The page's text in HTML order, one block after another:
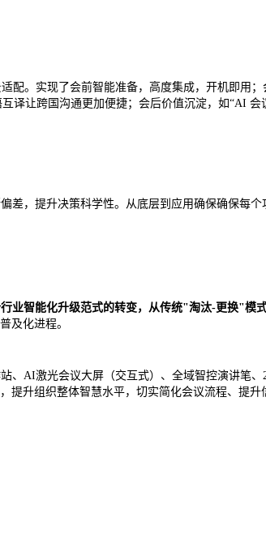
配。实现了会前智能准备，高度集成，开机即用
让跨国沟通更加便捷；会后价值沉淀，如“AI 会
，提升决策科学性。从底层到应用确保确保每
业智能化升级范式的转变，从传统"淘汰-更换"模
及化进程。
、AI激光会议大屏（交互式）、全域智控演讲笔
升组织整体智慧水平，切实简化会议流程、提升